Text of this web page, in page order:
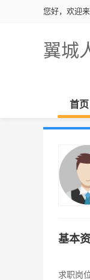
您好，欢迎
翼城
首页
基本
求职岗位